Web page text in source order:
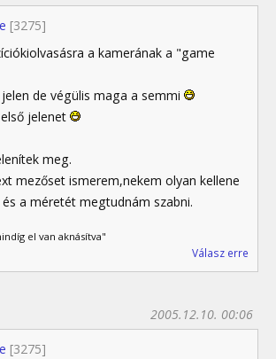
[3275]
a kamerának a "game
de végülis maga a semmi
jelenet
meg.
mezőset ismerem,nekem olyan kellene
a méretét megtudnám szabni.
el van aknásítva"
Válasz erre
[3275]
2005.12.10. 00:06